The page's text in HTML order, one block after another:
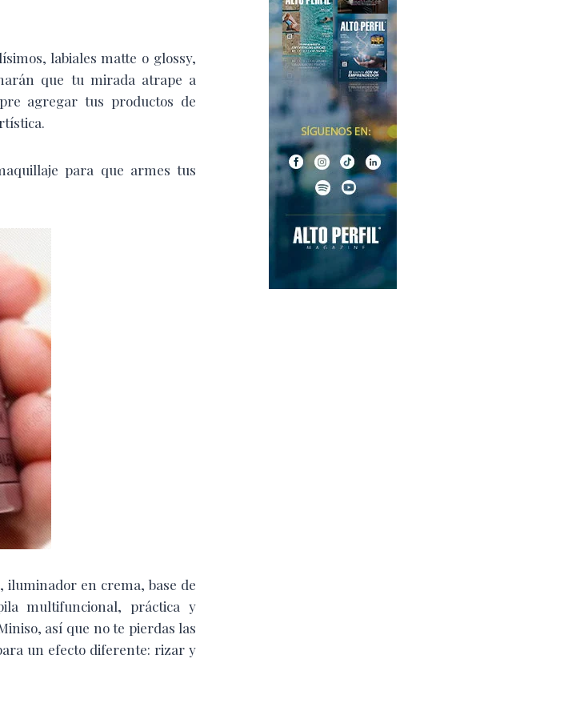
labiales matte o glossy,
que tu mirada atrape a
agregar tus productos de
para que armes tus
iluminador en crema, base de
multifuncional, práctica y
así que no te pierdas las
un efecto diferente: rizar y